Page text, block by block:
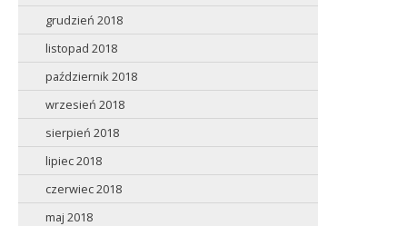
grudzień 2018
listopad 2018
październik 2018
wrzesień 2018
sierpień 2018
lipiec 2018
czerwiec 2018
maj 2018